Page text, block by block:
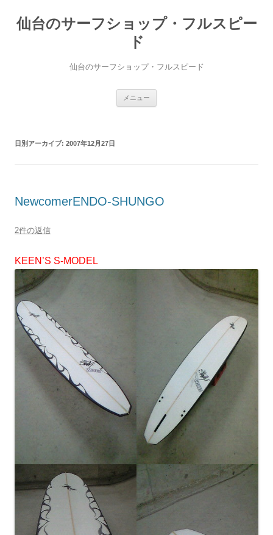
仙台のサーフショップ・フルスピー
ド
仙台のサーフショップ・フルスピード
メニュー
日別アーカイブ: 2007年12月27日
NewcomerENDO-SHUNGO
2件の返信
KEEN’S S-MODEL